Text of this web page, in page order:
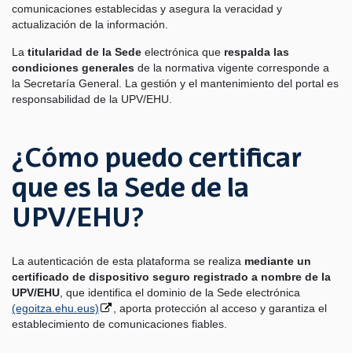
comunicaciones establecidas y asegura la veracidad y
actualización de la información.
La titularidad de la Sede electrónica que respalda las
condiciones generales de la normativa vigente corresponde a
la Secretaría General. La gestión y el mantenimiento del portal es
responsabilidad de la UPV/EHU.
¿Cómo puedo certificar
que es la Sede de la
UPV/EHU?
La autenticación de esta plataforma se realiza mediante un
certificado de dispositivo seguro registrado a nombre de la
UPV/EHU , que identifica el dominio de la Sede electrónica
(egoitza.ehu.eus)
, aporta protección al acceso y garantiza el
establecimiento de comunicaciones fiables.